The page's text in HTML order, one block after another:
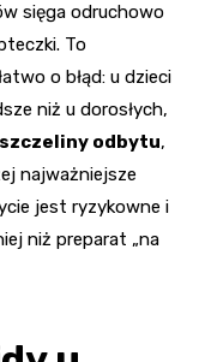
sięga odruchowo
To
o błąd: u dzieci
niż u dorosłych,
szczeliny odbytu,
najważniejsze
jest ryzykowne i
niż preparat „na